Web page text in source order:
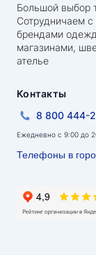
Большой выбор
Сотрудничаем
брендами
магазинами,
ателье
Контакты
8 800 444-
Ежедневно с 9:00 до
Телефоны в